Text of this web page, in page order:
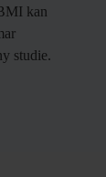
kan
studie.